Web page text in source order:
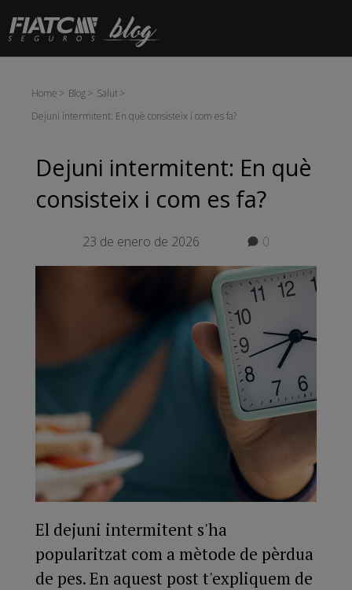
Salta al contingut principal
Home Blog
Salut
Dejuni intermitent: En què consisteix i com es fa?
Dejuni intermitent: En què
consisteix i com es fa?
23 de enero de 2026 0
El dejuni intermitent s'ha
popularitzat com a mètode de pèrdua
de pes. En aquest post t'expliquem de